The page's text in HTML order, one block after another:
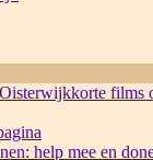
korte films
help mee en